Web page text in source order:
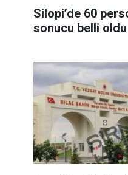
Silopi’de 60
sonucu belli oldu